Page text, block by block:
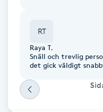
Reflexologi
Regndroppsmassage
RT
Raya T.
Snäll och trevlig
det gick väldigt